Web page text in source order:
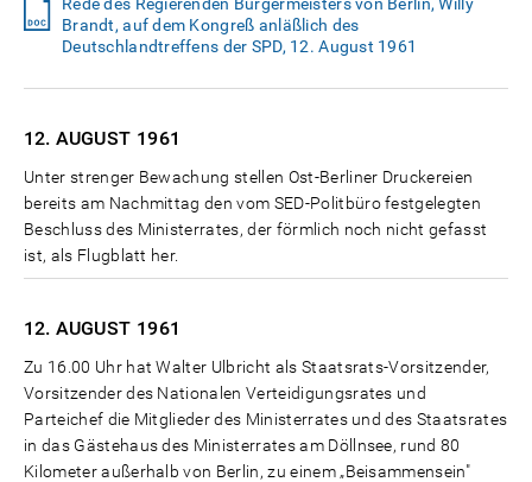
Brandt, auf dem Kongreß anläßlich des
Deutschlandtreffens der SPD, 12. August 1961
12. AUGUST 1961
Unter strenger Bewachung stellen Ost-Berliner Druckereien
bereits am Nachmittag den vom SED-Politbüro festgelegten
Beschluss des Ministerrates, der förmlich noch nicht gefasst
ist, als Flugblatt her.
12. AUGUST 1961
Zu 16.00 Uhr hat Walter Ulbricht als Staatsrats-Vorsitzender,
Vorsitzender des Nationalen Verteidigungsrates und
Parteichef die Mitglieder des Ministerrates und des Staatsrates
in das Gästehaus des Ministerrates am Döllnsee, rund 80
Kilometer außerhalb von Berlin, zu einem „Beisammensein"